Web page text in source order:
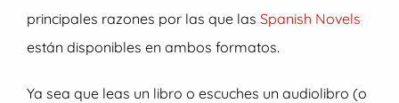
principales razones por las que las Spanish Novels
están disponibles en ambos formatos.
Ya sea que leas un libro o escuches un audiolibro (o